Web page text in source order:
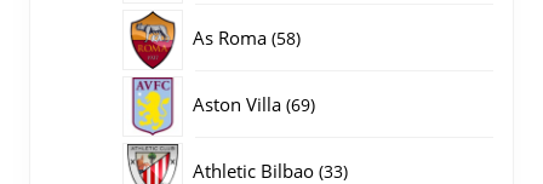
As Roma 5858
Aston Villa 6969
Athletic Bilbao 3333